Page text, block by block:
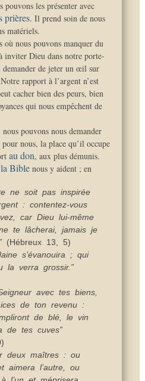
pouvons les présenter avec
prières. Il prend soin de nous
matériels.
où nous pouvons manquer du
inviter Dieu dans notre porte-
demander de jeter un œil sur
rapport à l’argent n’est
cacher bien des peurs, bien
qui nous empêchent de
pouvons nous demander
pour nous, la place qu’il occupe
au don, aux plus démunis.
Biblenous y aident ; en
ne soit pas inspirée
: contentez-vous
car Dieu lui-même
te lâcherai, jamais je
(Hébreux 13, 5)
s’évanouira ; qui
la verra grossir.”
avec tes biens,
de ton revenu :
de blé, le vin
de tes cuves”
deux maîtres : ou
aimera l’autre, ou